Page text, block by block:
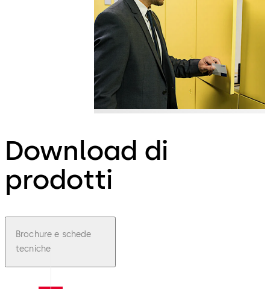
Download di
prodotti
Brochure e schede
tecniche